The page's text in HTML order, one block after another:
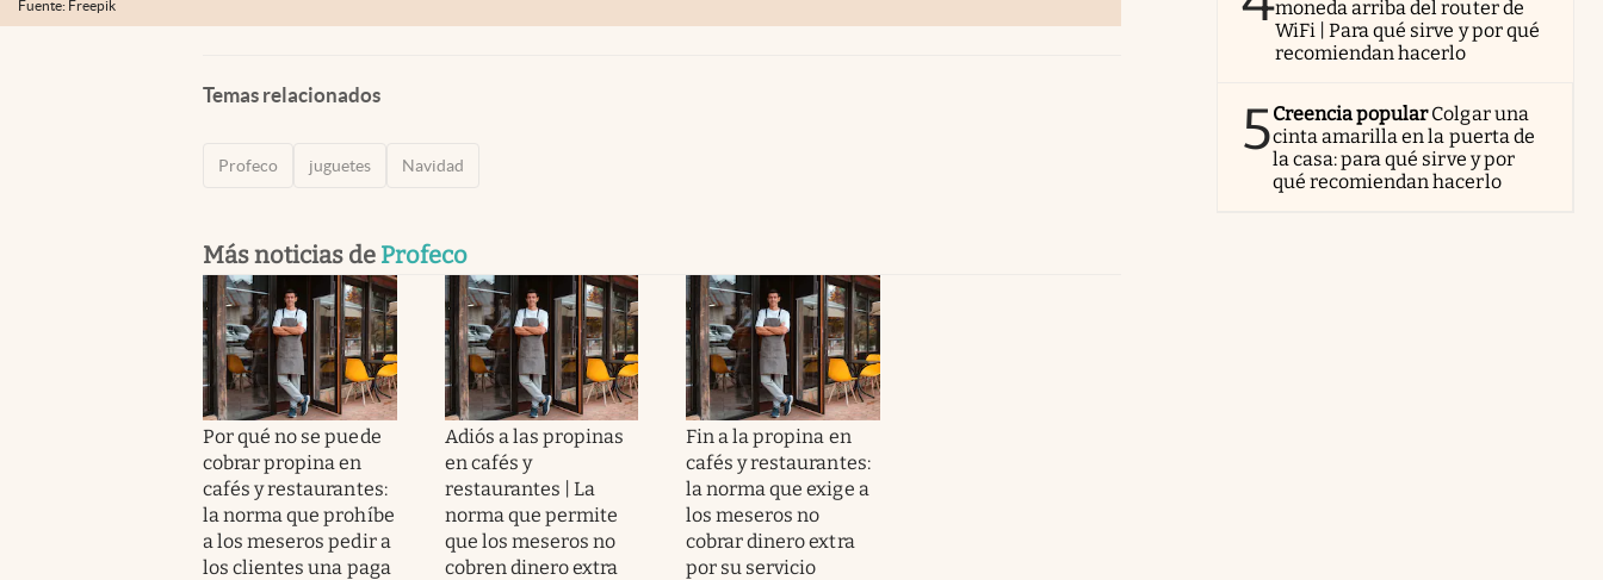
Fuente: Freepik
Temas relacionados
Profeco juguetes Navidad
Más noticias de Profeco
Por qué no se puede
cobrar propina en
cafés y restaurantes:
la norma que prohíbe
a los meseros pedir a
los clientes una paga
Adiós a las propinas
en cafés y
restaurantes | La
norma que permite
que los meseros no
cobren dinero extra
Fin a la propina en
cafés y restaurantes:
la norma que exige a
los meseros no
cobrar dinero extra
por su servicio
moneda arriba del router de
WiFi | Para qué sirve y por qué
recomiendan hacerlo
5Creencia popularColgar una
cinta amarilla en la puerta de
la casa: para qué sirve y por
qué recomiendan hacerlo